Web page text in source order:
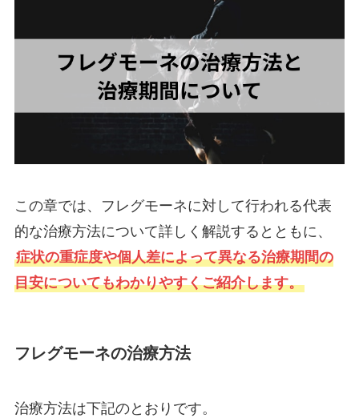
この章では、フレグモーネに対して行われる代表
的な治療方法について詳しく解説するとともに、
症状の重症度や個人差によって異なる治療期間の
目安についてもわかりやすくご紹介します。
フレグモーネの治療方法
治療方法は下記のとおりです。